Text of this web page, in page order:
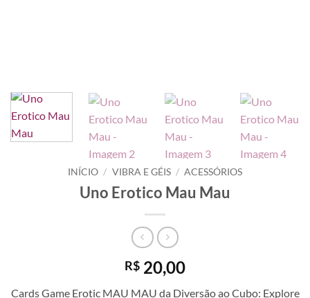
INÍCIO / VIBRA E GÉIS / ACESSÓRIOS
Uno Erotico Mau Mau
R$ 20,00
Cards Game Erotic MAU MAU da Diversão ao Cubo: Explore